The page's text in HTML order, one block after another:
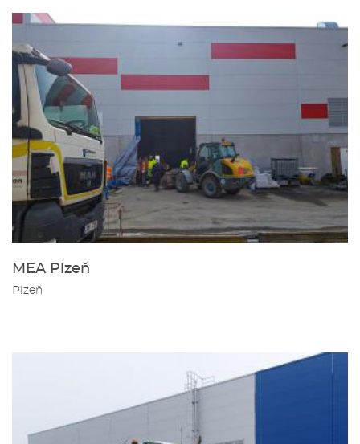
MEA Plzeň
Plzeň